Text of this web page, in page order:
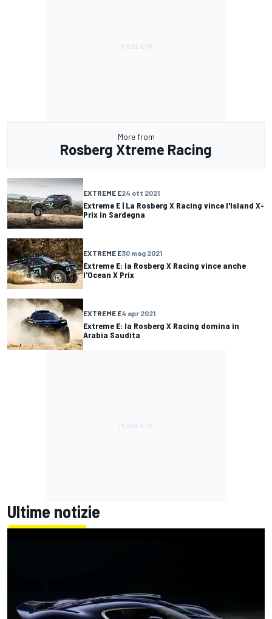
More from
Rosberg Xtreme Racing
EXTREME E24 ott 2021
Extreme E | La Rosberg X Racing vince l'Island X-
Prix in Sardegna
EXTREME E30 mag 2021
Extreme E: la Rosberg X Racing vince anche
l'Ocean X Prix
EXTREME E4 apr 2021
Extreme E: la Rosberg X Racing domina in
Arabia Saudita
Ultime notizie